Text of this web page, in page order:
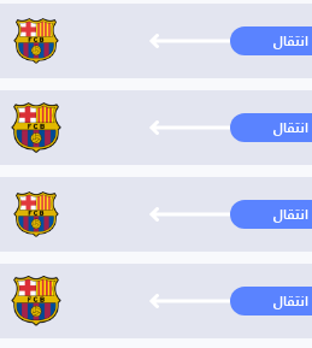
انتقال
انتقال
انتقال
انتقال